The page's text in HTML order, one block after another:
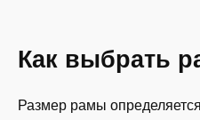
Как выбрать
Размер рамы